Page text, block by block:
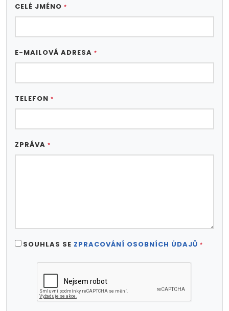
CELÉ JMÉNO *
E-MAILOVÁ ADRESA *
TELEFON *
ZPRÁVA *
SOUHLAS SE ZPRACOVÁNÍ OSOBNÍCH ÚDAJŮ *